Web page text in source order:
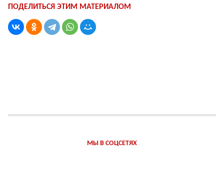
ПОДЕЛИТЬСЯ ЭТИМ МАТЕРИАЛОМ
МЫ В СОЦСЕТЯХ